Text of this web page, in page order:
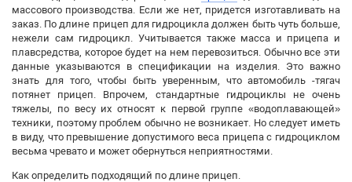
массового производства. Если же нет, придется изготавливать на
заказ. По длине прицеп для гидроцикла должен быть чуть больше,
нежели сам гидроцикл. Учитывается также масса и прицепа и
плавсредства, которое будет на нем перевозиться. Обычно все эти
данные указываются в спецификации на изделия. Это важно
знать для того, чтобы быть уверенным, что автомобиль -тягач
потянет прицеп. Впрочем, стандартные гидроциклы не очень
тяжелы, по весу их относят к первой группе «водоплавающей»
техники, поэтому проблем обычно не возникает. Но следует иметь
в виду, что превышение допустимого веса прицепа с гидроциклом
весьма чревато и может обернуться неприятностями.
Как определить подходящий по длине прицеп.